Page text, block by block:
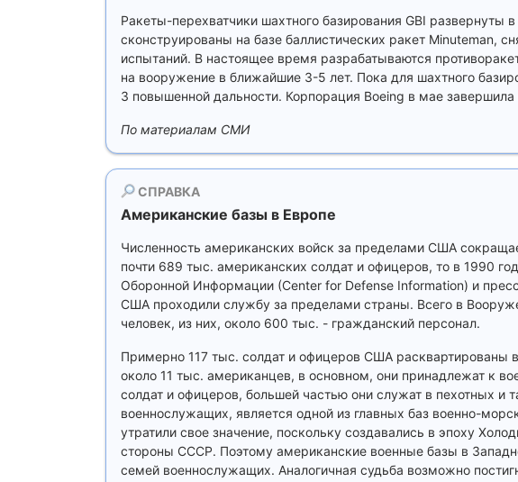
Ракеты-перехватчики шахтного базирования GBI
сконструированы на базе баллистических ракет Minuteman,
испытаний. В настоящее время разрабатываются
на вооружение в ближайшие 3-5 лет. Пока для шахтного
3 повышенной дальности. Корпорация Boeing в мае завершила
По материалам СМИ
СПРАВКА
Американские базы в Европе
Численность американских войск за пределами США
почти 689 тыс. американских солдат и офицеров, то в 1990
Оборонной Информации (Сenter for Defense Information) и
США проходили службу за пределами страны. Всего в
человек, из них, около 600 тыс. - гражданский персонал.
Примерно 117 тыс. солдат и офицеров США расквартированы
около 11 тыс. американцев, в основном, они принадлежат к
солдат и офицеров, большей частью они служат в пехотных и
военнослужащих, является одной из главных баз военно-
утратили свое значение, поскольку создавались в эпоху
стороны СССР. Поэтому американские военные базы в
семей военнослужащих. Аналогичная судьба возможно